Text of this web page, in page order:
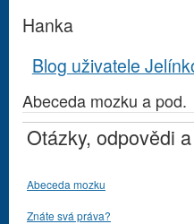
Hanka
Blog uživatele
Abeceda mozku a pod.
Otázky, odpovědi
Abeceda mozku
Znáte svá práva?